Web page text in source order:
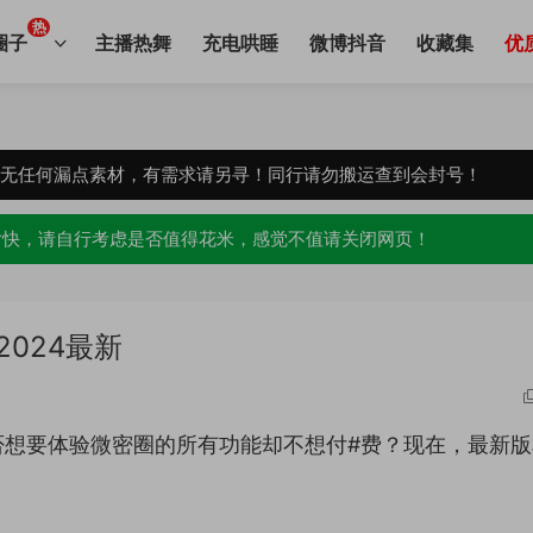
子
热
主播热舞 充电哄睡 微博抖音 收藏集 优
任何漏点素材，有需求请另寻！同行请勿搬运查到会封号！
，请自行考虑是否值得花米，感觉不值请关闭网页！
最新
要体验微密圈的所有功能却不想付#费？现在，最新